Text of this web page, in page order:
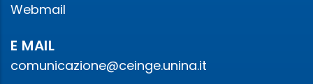
Webmail
E MAIL
comunicazione@ceinge.unina.it